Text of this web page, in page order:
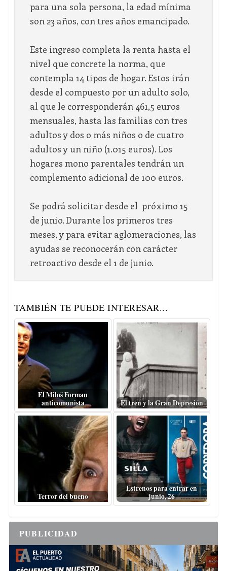
para una sola persona, la edad mínima
son 23 años, con tres años emancipado.
Este ingreso completa la renta hasta el
nivel que concrete la norma, que
contempla 14 tipos de hogar. Estos irán
desde el compuesto por un adulto solo,
al que le corresponderán 461,5 euros
mensuales, hasta las familias con tres
adultos y dos o más niños o de cuatro
adultos y un niño (1.015 euros). Los
hogares mono parentales tendrán un
complemento adicional de 100 euros.
Se podrá solicitar desde el próximo 15
de junio. Durante los primeros tres
meses, y para evitar aglomeraciones, las
ayudas se reconocerán con carácter
retroactivo desde el 1 de junio.
TAMBIÉN TE PUEDE INTERESAR...
El Miloš Forman
anticomunista
El tren y la Gran Depresión
Terror del bueno
Estrenos para entrar en
junio, 26
PUBLICIDAD